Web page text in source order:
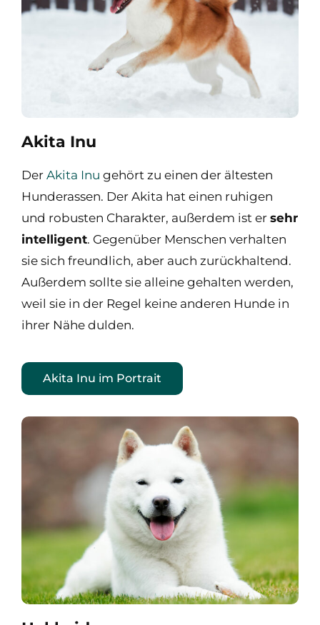
Akita Inu
Der Akita Inu gehört zu einen der ältesten
Hunderassen. Der Akita hat einen ruhigen
und robusten Charakter, außerdem ist er sehr
intelligent. Gegenüber Menschen verhalten
sie sich freundlich, aber auch zurückhaltend.
Außerdem sollte sie alleine gehalten werden,
weil sie in der Regel keine anderen Hunde in
ihrer Nähe dulden.
Akita Inu im Portrait